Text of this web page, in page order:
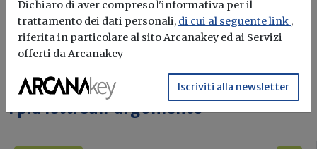
energetica e sostenibilità edile
Iscriviti
I più letti sull'argomento
Dichiaro di aver compreso l'informativa per il
trattamento dei dati personali, di cui al seguente link ,
riferita in particolare al sito Arcanakey ed ai Servizi
offerti da Arcanakey
Iscriviti alla newsletter